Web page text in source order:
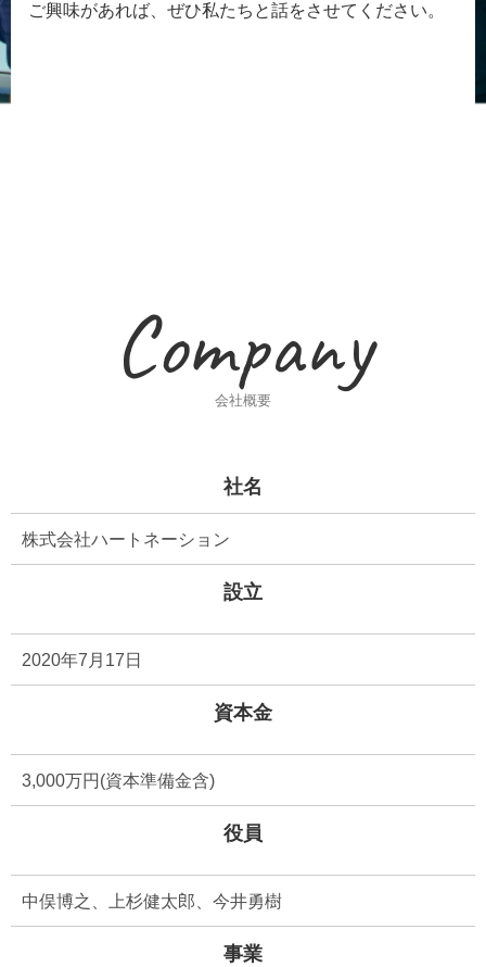
ご興味があれば、ぜひ私たちと話をさせてください。
Company
会社概要
社名
株式会社ハートネーション
設立
2020年7月17日
資本金
3,000万円(資本準備金含)
役員
中俣博之、上杉健太郎、今井勇樹
事業